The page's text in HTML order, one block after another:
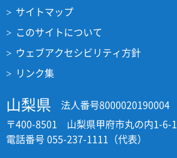
サイトマップ
このサイトについて
ウェブアクセシビリティ方針
リンク集
山梨県
法人番号8000020190004
〒400-8501 山梨県甲府市丸の内1-6-1
電話番号 055-237-1111（代表）